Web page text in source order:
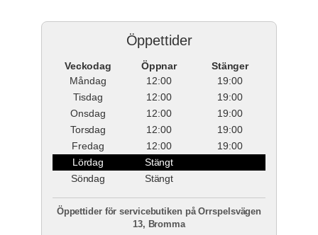
Öppettider
Veckodag Öppnar
Stänger
Måndag
12:00
19:00
Tisdag
12:00
19:00
Onsdag
12:00
19:00
Torsdag
12:00
19:00
Fredag
12:00
19:00
Lördag
Stängt
Söndag
Stängt
Öppettider för servicebutiken på Orrspelsvägen
13, Bromma